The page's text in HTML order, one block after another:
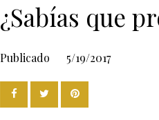
¿Sabías que
Publicado 5/19/2017